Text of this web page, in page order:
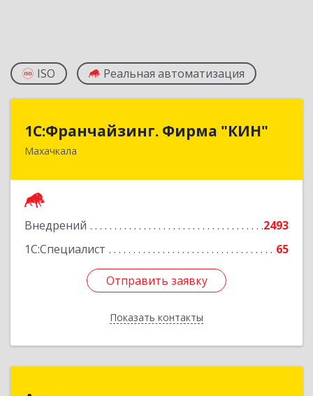
ISO Реальная автоматизация
1С:Франчайзинг. Фирма "КИН"
Махачкала
Внедрений
2493
1С:Специалист
65
Отправить заявку
Показать контакты
1С:Франчайзинг. Фирма "КИН"
367030, Дагестан Респ, Махачкала г, И.Казака
Отправить заявку
Назад